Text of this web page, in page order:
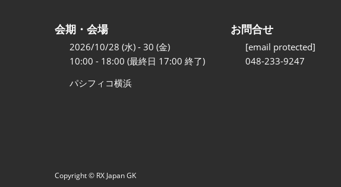
会期・会場
2026/10/28 (水) - 30 (金)
10:00 - 18:00 (最終日 17:00 終了)
パシフィコ横浜
お問合せ
[email protected]
048-233-9247
Copyright © RX Japan GK